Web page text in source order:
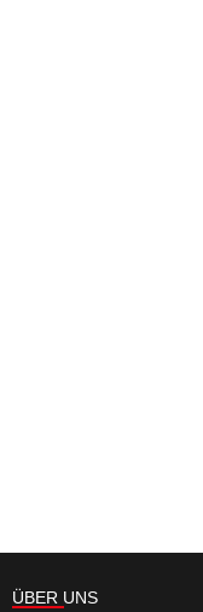
ÜBER UNS